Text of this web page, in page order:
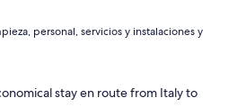
personal, servicios y instalaciones y
stay en route from Italy to